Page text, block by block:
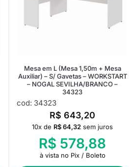
Mesa em L (Mesa 1,50m + Mesa
Auxiliar) – S/ Gavetas – WORKSTART
– NOGAL SEVILHA/BRANCO –
34323
cod: 34323
R$ 643,20
10x de R$64,32 sem juros
R$ 578,88
à vista no Pix / Boleto